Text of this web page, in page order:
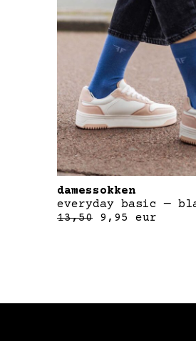
damessokken
everyday basic —
13,50
9,95 eur